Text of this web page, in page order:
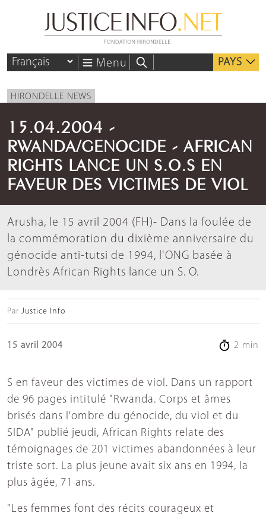
Menu PAYS
HIRONDELLE NEWS
15.04.2004 -
RWANDA/GENOCIDE - AFRICAN
RIGHTS LANCE UN S.O.S EN
FAVEUR DES VICTIMES DE VIOL
Arusha, le 15 avril 2004 (FH)- Dans la foulée de
la commémoration du dixième anniversaire du
génocide anti-tutsi de 1994, l'ONG basée à
Londrès African Rights lance un S. O.
Par Justice Info
15 avril 2004 2 min
S en faveur des victimes de viol. Dans un rapport
de 96 pages intitulé "Rwanda. Corps et âmes
brisés dans l'ombre du génocide, du viol et du
SIDA" publié jeudi, African Rights relate des
témoignages de 201 victimes abandonnées à leur
triste sort. La plus jeune avait six ans en 1994, la
plus âgée, 71 ans.
"Les femmes font des récits courageux et